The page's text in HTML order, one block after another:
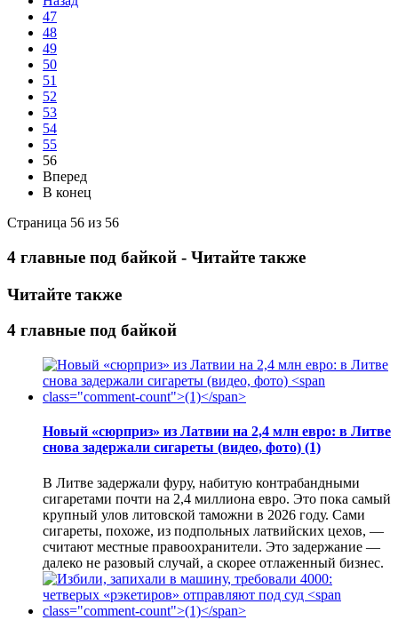
47
48
49
50
51
52
53
54
55
56
Вперед
В конец
Страница 56 из 56
4 главные под байкой - Читайте также
Читайте также
4 главные под байкой
Новый «сюрприз» из Латвии на 2,4 млн евро: в Литве
снова задержали сигареты (видео, фото) (1)
В Литве задержали фуру, набитую контрабандными
сигаретами почти на 2,4 миллиона евро. Это пока самый
крупный улов литовской таможни в 2026 году. Сами
сигареты, похоже, из подпольных латвийских цехов, —
считают местные правоохранители. Это задержание —
далеко не разовый случай, а скорее отлаженный бизнес.